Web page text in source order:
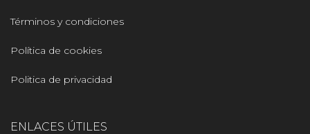
Términos y condiciones
Política de cookies
Politica de privacidad
ENLACES ÚTILES